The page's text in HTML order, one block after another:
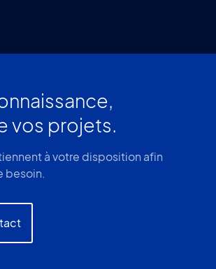
vos projets.
à votre disposition afin
besoin.